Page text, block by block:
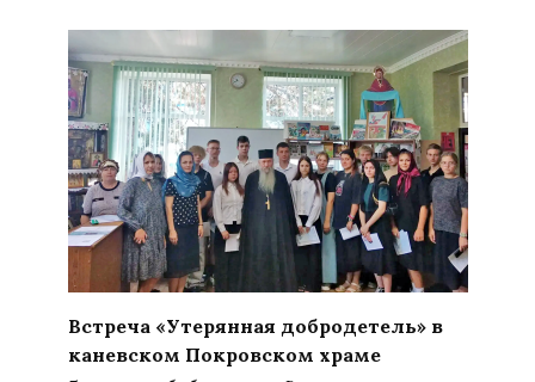
Встреча «Утерянная добродетель» в
каневском Покровском храме